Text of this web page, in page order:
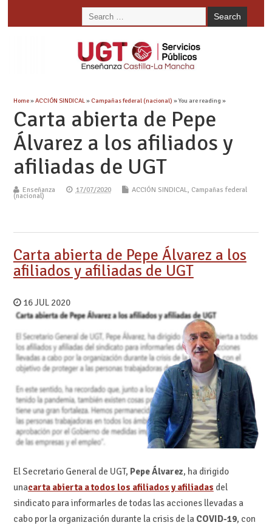
Home»ACCIÓN SINDICAL» Campañas federal (nacional) » You are reading »
Carta abierta de Pepe
Álvarez a los afiliados y
afiliadas de UGT
Enseñanza 17/07/2020 ACCIÓN SINDICAL, Campañas federal
(nacional)
Carta abierta de Pepe Álvarez a los
afiliados y afiliadas de UGT
16 JUL 2020
El Secretario General de UGT, Pepe Álvarez, ha dirigido
unacarta abierta a todos los afiliados y afiliadas del
sindicato para informarles de todas las acciones llevadas a
cabo por la organización durante la crisis de la COVID-19, con